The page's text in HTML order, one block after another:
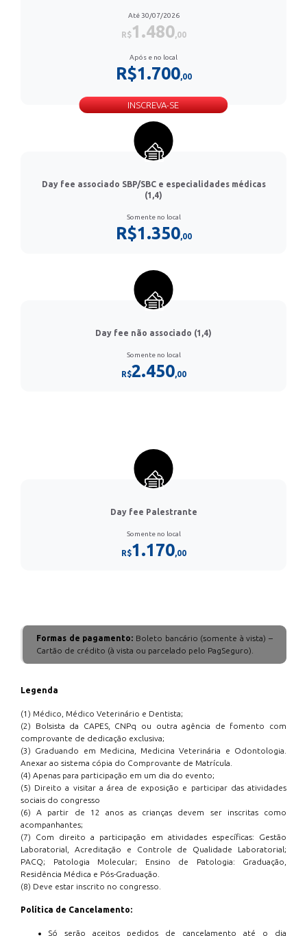
Até 30/07/2026
R$1.480,00
Após e no local
R$1.700,00
INSCREVA-SE
Day fee associado SBP/SBC e especialidades médicas
(1,4)
Somente no local
R$1.350,00
Day fee não associado (1,4)
Somente no local
R$2.450,00
Day fee Palestrante
Somente no local
R$1.170,00
Formas de pagamento: Boleto bancário (somente à vista) –
Cartão de crédito (à vista ou parcelado pelo PagSeguro).
Legenda
(1) Médico, Médico Veterinário e Dentista;
(2) Bolsista da CAPES, CNPq ou outra agência de fomento com
comprovante de dedicação exclusiva;
(3) Graduando em Medicina, Medicina Veterinária e Odontologia.
Anexar ao sistema cópia do Comprovante de Matrícula.
(4) Apenas para participação em um dia do evento;
(5) Direito a visitar a área de exposição e participar das atividades
sociais do congresso
(6) A partir de 12 anos as crianças devem ser inscritas como
acompanhantes;
(7) Com direito a participação em atividades específicas: Gestão
Laboratorial, Acreditação e Controle de Qualidade Laboratorial;
PACQ; Patologia Molecular; Ensino de Patologia: Graduação,
Residência Médica e Pós-Graduação.
(8) Deve estar inscrito no congresso.
Política de Cancelamento:
Só serão aceitos pedidos de cancelamento até o dia